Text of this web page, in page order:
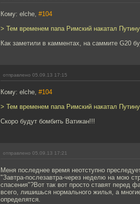
Кому: elche, #104
> Тем временем папа Римский накатал
Как заметили в камментах, на саммите G20
отправлено 05.09.13 17:15
Кому: elche, #104
> Тем временем папа Римский накатал
Скоро будут бомбить Ватикан!!!
отправлено 05.09.13 17:21
Меня последнее время неотступно
"Завтра-послезавтра-через неделю на мою
спасения"?Вот так вот просто ставят перед
всего, лишишься нормального жилья, а
определятся.